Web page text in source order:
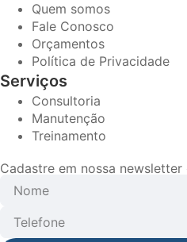
Quem somos
Fale Conosco
Orçamentos
Política de Privacidade
Serviços
Consultoria
Manutenção
Treinamento
Cadastre em nossa